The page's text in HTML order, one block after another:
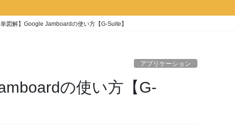
単図解】Google Jamboardの使い方【G-Suite】
アプリケーション
の使い方【G-